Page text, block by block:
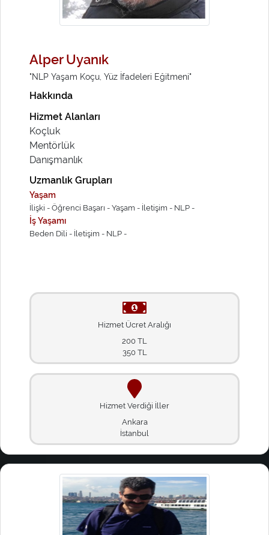
Alper Uyanık
"NLP Yaşam Koçu, Yüz İfadeleri Eğitmeni"
Hakkında
Hizmet Alanları
Koçluk
Mentörlük
Danışmanlık
Uzmanlık Grupları
Yaşam
İlişki - Öğrenci Başarı - Yaşam - İletişim - NLP -
İş Yaşamı
Beden Dili - İletişim - NLP -
Hizmet Ücret Aralığı
200 TL
350 TL
Hizmet Verdiği İller
Ankara
İstanbul